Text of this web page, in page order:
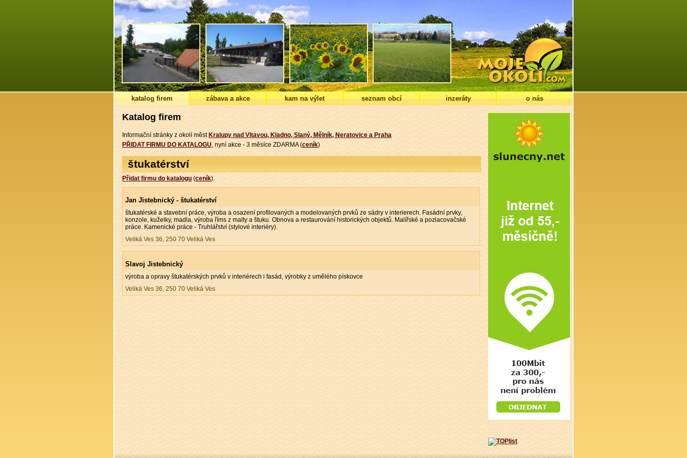
katalog firem zábava a akce kam na výlet seznam obcí inzeráty o nás
Katalog firem
Informační stránky z okolí měst Kralupy nad Vltavou, Kladno, Slaný, Mělník, Neratovice a Praha
PŘIDAT FIRMU DO KATALOGU, nyní akce - 3 měsíce ZDARMA (ceník)
štukatérství
Přidat firmu do katalogu (ceník).
Jan Jistebnický - štukatérství
štukatérské a stavební práce, výroba a osazení profilovaných a modelovaných prvků ze sádry v interierech. Fasádní prvky,
konzole, kuželky, madla, výroba říms z malty a štuku. Obnova a restaurování historických objektů. Malířské a pozlacovačské
práce. Kamenické práce - Truhlářství (stylové interiéry).
Veliká Ves 36, 250 70 Veliká Ves
Slavoj Jistebnický
výroba a opravy štukatérských prvků v interiérech i fasád, výrobky z umělého pískovce
Veliká Ves 36, 250 70 Veliká Ves